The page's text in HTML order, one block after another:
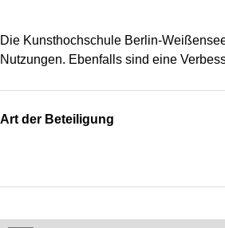
Die Kunsthochschule Berlin-
Nutzungen. Ebenfalls sind eine
Art der Beteiligung